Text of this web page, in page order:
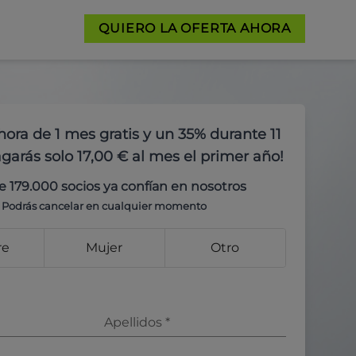
QUIERO LA OFERTA AHORA
de 1 mes gratis y un 35% durante 11
solo 17,00 € al mes el primer año!
179.000 socios ya confían en nosotros
Podrás cancelar en cualquier momento
Mujer Otro
Apellidos *